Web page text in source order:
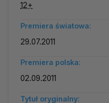
12+
Premiera światowa:
29.07.2011
Premiera polska:
02.09.2011
Tytuł oryginalny: